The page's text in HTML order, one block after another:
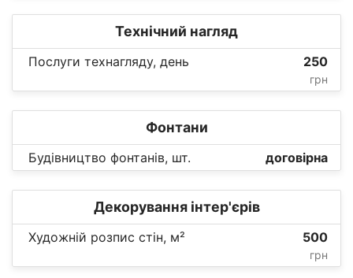
Технічний нагляд
Послуги технагляду, день 250
грн
Фонтани
Будівництво фонтанів, шт. договірна
Декорування інтер'єрів
Художній розпис стін, м² 500
грн